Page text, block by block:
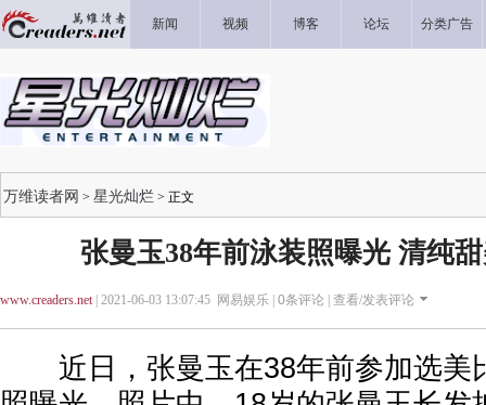
新闻 视频 博客 论坛 分类广告
万维读者网 > 星光灿烂 > 正文
张曼玉38年前泳装照曝光 清纯
www.creaders.net| 2021-06-03 13:07:45 网易娱乐 | 0条评论 | 查看/发表评论
近日，张曼玉在38年前参加选美